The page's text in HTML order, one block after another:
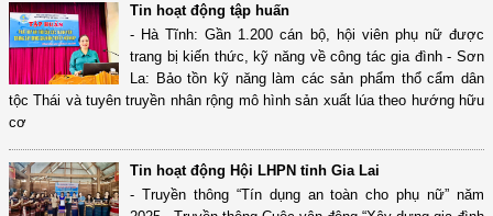
Tin hoạt động tập huấn
- Hà Tĩnh: Gần 1.200 cán bộ, hội viên phụ nữ được
trang bị kiến thức, kỹ năng về công tác gia đình - Sơn
La: Bảo tồn kỹ năng làm các sản phẩm thổ cẩm dân
tộc Thái và tuyên truyền nhân rộng mô hình sản xuất lúa theo hướng hữu
cơ
Tin hoạt động Hội LHPN tỉnh Gia Lai
- Truyền thông “Tín dụng an toàn cho phụ nữ” năm